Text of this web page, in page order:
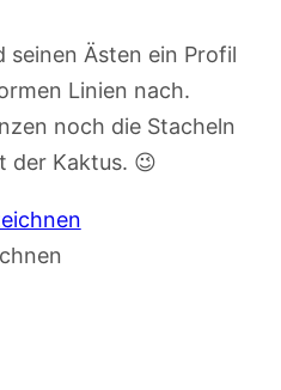
seinen Ästen ein Profil
Linien nach.
noch die Stacheln
der Kaktus. 😉